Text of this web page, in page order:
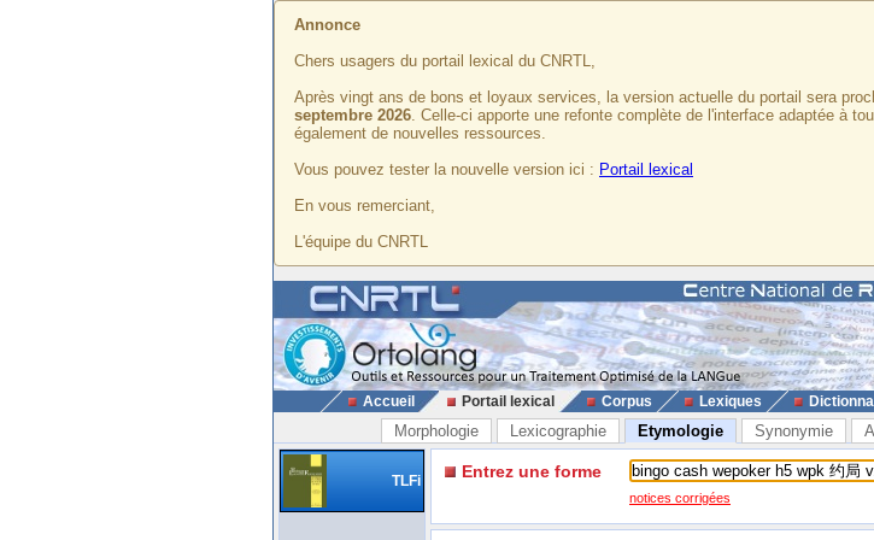
Annonce
Chers usagers du portail lexical du CNRTL,
Après vingt ans de bons et loyaux services, la version actuelle du portail sera
septembre 2026. Celle-ci apporte une refonte complète de l'interface adaptée à
également de nouvelles ressources.
Vous pouvez tester la nouvelle version ici : Portail lexical
En vous remerciant,
L'équipe du CNRTL
Accueil Portail lexical Corpus Lexiques
Morphologie Lexicographie Etymologie Synonymie
TLFi Entrez une forme
notices corrigées